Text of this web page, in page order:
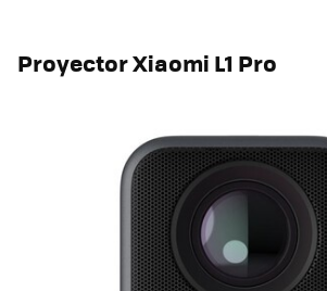
Proyector Xiaomi L1 Pro